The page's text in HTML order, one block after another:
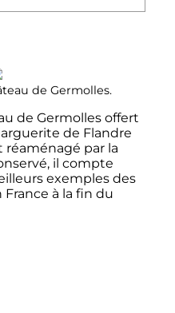
de Germolles.
de Germolles offert
de Flandre
réaménagé par la
il compte
exemples des
à la fin du